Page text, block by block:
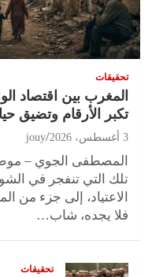
تحقيقات
المغرب بين اقتصاد
تكبر الأرقام وتضيق
3 أغسطس، 2026 jouy
المصطفى الجوي –
تلك التي تنفجر في
الاعتياد، إلى جزء من
فلا يجده، شاب…
تحقيقات